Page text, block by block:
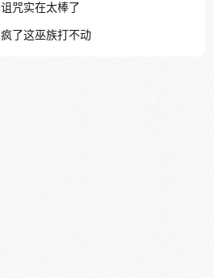
诅咒实在太棒了
疯了这巫族打不动